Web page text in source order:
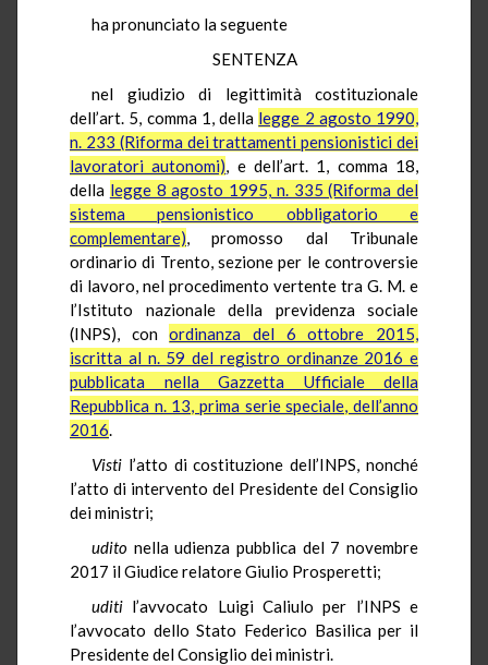
ha pronunciato la seguente
SENTENZA
nel giudizio di legittimità costituzionale
dell’art. 5, comma 1, della legge 2 agosto 1990,
n. 233 (Riforma dei trattamenti pensionistici dei
lavoratori autonomi), e dell’art. 1, comma 18,
della legge 8 agosto 1995, n. 335 (Riforma del
sistema pensionistico obbligatorio e
complementare), promosso dal Tribunale
ordinario di Trento, sezione per le controversie
di lavoro, nel procedimento vertente tra G. M. e
l’Istituto nazionale della previdenza sociale
(INPS), conordinanza del 6 ottobre 2015,
iscritta al n. 59 del registro ordinanze 2016 e
pubblicata nella Gazzetta Ufficiale della
Repubblica n. 13, prima serie speciale, dell’anno
2016.
Visti l’atto di costituzione dell’INPS, nonché
l’atto di intervento del Presidente del Consiglio
dei ministri;
udito nella udienza pubblica del 7 novembre
2017 il Giudice relatore Giulio Prosperetti;
uditi l’avvocato Luigi Caliulo per l’INPS e
l’avvocato dello Stato Federico Basilica per il
Presidente del Consiglio dei ministri.